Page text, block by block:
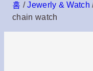
로
가
홈 /Jewerly & Watch
chain watch